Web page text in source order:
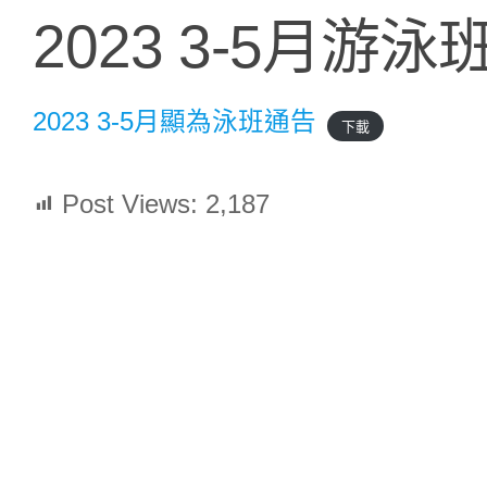
2023 3-5月游泳
2023 3-5月顯為泳班通告 下載
Post Views: 2,187